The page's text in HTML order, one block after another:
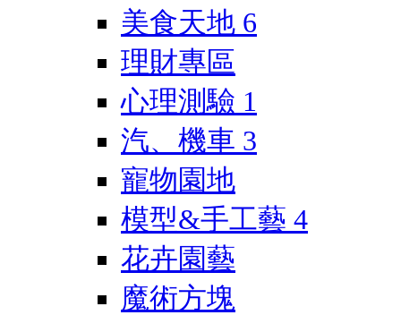
美食天地 6
理財專區
心理測驗 1
汽、機車 3
寵物園地
模型&手工藝 4
花卉園藝
魔術方塊